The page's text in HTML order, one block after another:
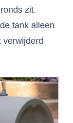
zit.
tank alleen
verwijderd